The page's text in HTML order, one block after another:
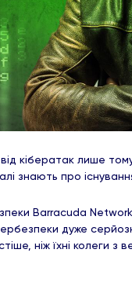
кібератак лише
знають про
Barracuda
дуже
ніж їхні